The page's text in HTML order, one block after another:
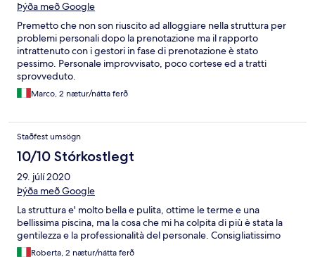
Þýða með Google
Premetto che non son riuscito ad alloggiare nella struttura per
problemi personali dopo la prenotazione ma il rapporto
intrattenuto con i gestori in fase di prenotazione è stato
pessimo. Personale improvvisato, poco cortese ed a tratti
sprovveduto.
Marco, 2 nætur/nátta ferð
Staðfest umsögn
10/10 Stórkostlegt
29. júlí 2020
Þýða með Google
La struttura e' molto bella e pulita, ottime le terme e una
bellissima piscina, ma la cosa che mi ha colpita di più è stata la
gentilezza e la professionalità del personale. Consigliatissimo
Roberta, 2 nætur/nátta ferð